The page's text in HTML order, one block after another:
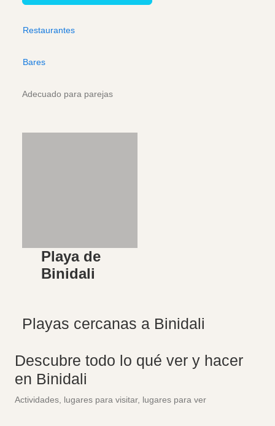
Restaurantes
Bares
Adecuado para parejas
Playa de
Binidali
Playas cercanas a Binidali
Descubre todo lo qué ver y hacer
en Binidali
Actividades, lugares para visitar, lugares para ver